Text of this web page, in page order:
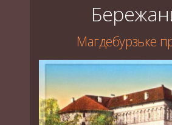
Магдебурзьке